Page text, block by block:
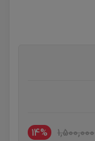
1,500,000
14%